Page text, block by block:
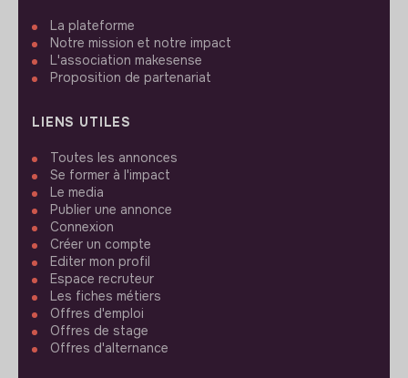
La plateforme
Notre mission et notre impact
L'association makesense
Proposition de partenariat
LIENS UTILES
Toutes les annonces
Se former à l'impact
Le media
Publier une annonce
Connexion
Créer un compte
Editer mon profil
Espace recruteur
Les fiches métiers
Offres d'emploi
Offres de stage
Offres d'alternance